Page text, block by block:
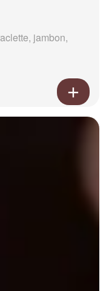
jambon,